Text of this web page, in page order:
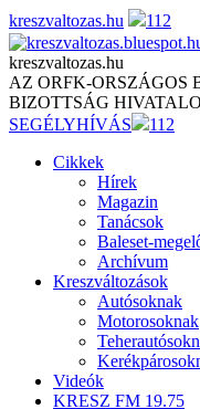
Skip
to
content
kreszvaltozas.hu 112
kreszvaltozas.hu
AZ ORFK-ORSZÁGOS
BIZOTTSÁG
SEGÉLYHÍVÁS
112
Cikkek
Hírek
Magazin
Tanácsok
Baleset-
Archívum
Kreszváltozások
Autósoknak
Motorosoknak
Videók
KRESZ FM 19.75